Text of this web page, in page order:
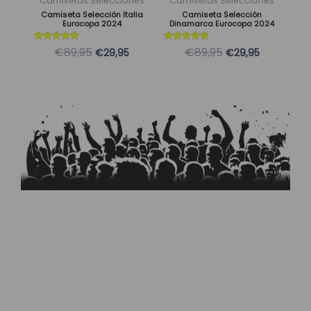
Camiseta Selección Italia
Eurocopa 2024
Valorado
con
€89,95 €29,95
pueden
elegir
en
producto
Camiseta Selección
Dinamarca Eurocopa 2024
Valorado
con
€89,95 €29,95
pueden
elegir
en
producto